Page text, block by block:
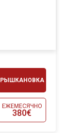
РЫШКАНОВКА
ЕЖЕМЕСЯЧНО
380€